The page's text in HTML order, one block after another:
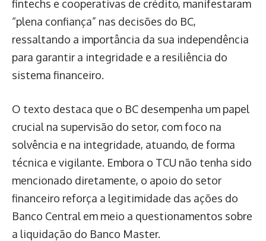
fintechs e cooperativas de crédito, manifestaram
“plena confiança” nas decisões do BC,
ressaltando a importância da sua independência
para garantir a integridade e a resiliência do
sistema financeiro.
O texto destaca que o BC desempenha um papel
crucial na supervisão do setor, com foco na
solvência e na integridade, atuando, de forma
técnica e vigilante. Embora o TCU não tenha sido
mencionado diretamente, o apoio do setor
financeiro reforça a legitimidade das ações do
Banco Central em meio a questionamentos sobre
a liquidação do Banco Master.